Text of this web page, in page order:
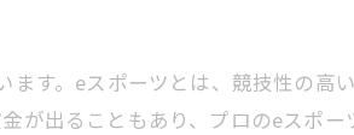
す。eスポーツとは、競技性の高
が出ることもあり、プロのeスポ